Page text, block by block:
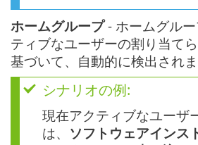
ホームグループ- ホームグル
ティブなユーザーの割り当て
基づいて、自動的に検出されま
シナリオの例:
現在アクティブなユーザ
は、 ソフトウェアインス